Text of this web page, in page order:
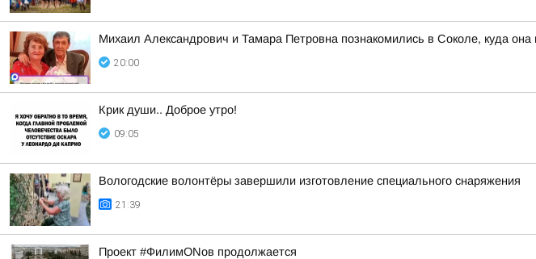
Михаил Александрович и Тамара Петровна познакомились в Соколе, куда
20:00
Крик души.. Доброе утро!
09:05
Вологодские волонтёры завершили изготовление специального снаряжения
21:39
Проект #ФилимONов продолжается